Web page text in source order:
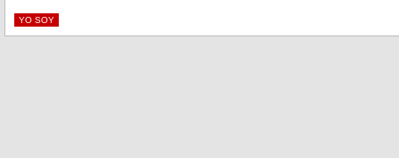
YO SOY